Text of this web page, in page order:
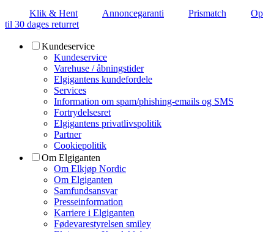
Klik & Hent Annoncegaranti Prismatch
Op
til 30 dages returret
Kundeservice
Kundeservice
Varehuse / åbningstider
Elgigantens kundefordele
Services
Information om spam/phishing-emails og SMS
Fortrydelsesret
Elgigantens privatlivspolitik
Partner
Cookiepolitik
Om Elgiganten
Om Elkjøp Nordic
Om Elgiganten
Samfundsansvar
Presseinformation
Karriere i Elgiganten
Fødevarestyrelsen smiley